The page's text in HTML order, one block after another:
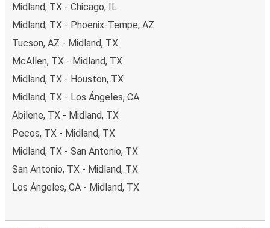
Midland, TX - Chicago, IL
Midland, TX - Phoenix-Tempe, AZ
Tucson, AZ - Midland, TX
McAllen, TX - Midland, TX
Midland, TX - Houston, TX
Midland, TX - Los Ángeles, CA
Abilene, TX - Midland, TX
Pecos, TX - Midland, TX
Midland, TX - San Antonio, TX
San Antonio, TX - Midland, TX
Los Ángeles, CA - Midland, TX